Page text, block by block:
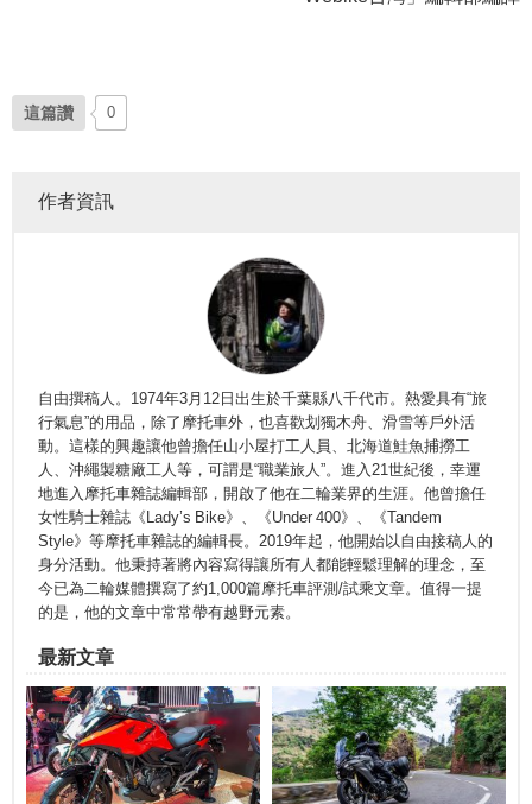
這篇讚 0
作者資訊
自由撰稿人。1974年3月12日出生於千葉縣八千代市。熱愛具有“旅
行氣息”的用品，除了摩托車外，也喜歡划獨木舟、滑雪等戶外活
動。這樣的興趣讓他曾擔任山小屋打工人員、北海道鮭魚捕撈工
人、沖繩製糖廠工人等，可謂是“職業旅人”。進入21世紀後，幸運
地進入摩托車雜誌編輯部，開啟了他在二輪業界的生涯。他曾擔任
女性騎士雜誌《Lady’s Bike》、《Under 400》、《Tandem
Style》等摩托車雜誌的編輯長。2019年起，他開始以自由接稿人的
身分活動。他秉持著將內容寫得讓所有人都能輕鬆理解的理念，至
今已為二輪媒體撰寫了約1,000篇摩托車評測/試乘文章。值得一提
的是，他的文章中常常帶有越野元素。
最新文章